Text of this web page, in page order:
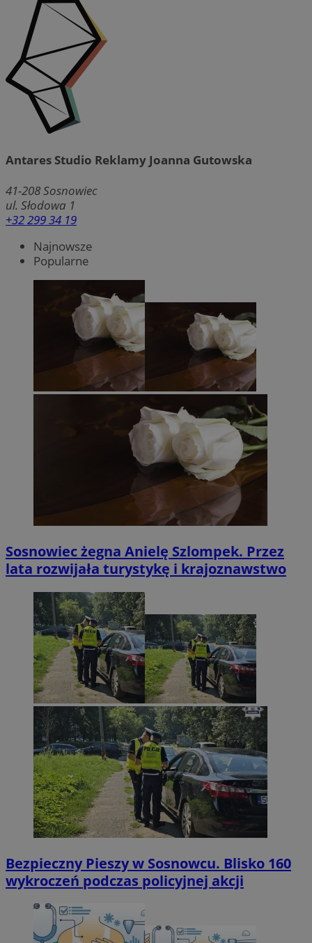
Antares Studio Reklamy Joanna Gutowska
41-208Sosnowiec
ul. Słodowa 1
+32 299 34 19
Najnowsze
Popularne
Sosnowiec żegna Anielę Szlompek. Przez
lata rozwijała turystykę i krajoznawstwo
Bezpieczny Pieszy w Sosnowcu. Blisko 160
wykroczeń podczas policyjnej akcji